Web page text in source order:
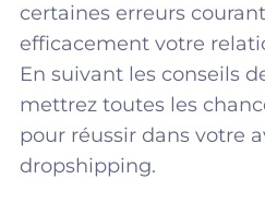
certaines erreurs
efficacement votre
En suivant les conseils
mettrez toutes les
pour réussir dans votre
dropshipping.